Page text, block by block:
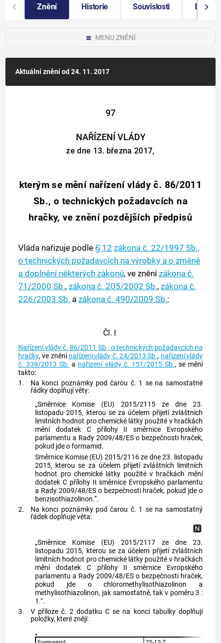
Znění Historie Souvislosti Další
MENU ZNĚNÍ
Aktuální zněníod 24. 11. 2017
97
NAŘÍZENÍ VLÁDY
ze dne 13. března 2017,
kterým se mění nařízení vlády č. 86/2011
Sb., o technických požadavcích na
hračky, ve znění pozdějších předpisů
Vláda nařizuje podle§ 12 zákona č. 22/1997 Sb.,
o technických požadavcích na výrobky a o změně
a doplnění některých zákonů, ve zněnízákona č.
71/2000 Sb.,zákona č. 205/2002 Sb.,zákona č.
226/2003 Sb. azákona č. 490/2009 Sb.:
Čl. I
Nařízení vlády č. 86/2011 Sb., o technických požadavcích na
hračky, ve zněnínařízení vlády č. 24/2013 Sb., nařízení vlády
č. 339/2013 Sb. a nařízení vlády č. 151/2015 Sb., se mění
takto:
1.
Na konci poznámky pod čarou č. 1 se na samostatné
řádky doplňují věty:
„Směrnice Komise (EU) 2015/2115 ze dne 23.
listopadu 2015, kterou se za účelem přijetí zvláštních
limitních hodnot pro chemické látky použité v hračkách
mění dodatek C přílohy II směrnice Evropského
parlamentu a Rady 2009/48/ES o bezpečnosti hraček,
pokud jde o formamid.
Směrnice Komise (EU) 2015/2116 ze dne 23. listopadu
2015, kterou se za účelem přijetí zvláštních limitních
hodnot pro chemické látky použité v hračkách mění
dodatek C přílohy II směrnice Evropského parlamentu
a Rady 2009/48/ES o bezpečnosti hraček, pokud jde o
benzisothiazolinon.“.
2.
Na konci poznámky pod čarou č. 1 se na samostatný
řádek doplňuje věta:
„Směrnice Komise (EU) 2015/2117 ze dne 23.
listopadu 2015, kterou se za účelem přijetí zvláštních
limitních hodnot pro chemické látky použité v hračkách
mění dodatek C přílohy II směrnice Evropského
parlamentu a Rady 2009/48/ES o bezpečnosti hraček,
pokud jde o chloromethylisothiazolinon a
methylisothiazolinon, jak samostatně, tak v poměru 3 :
1.“.
3.
V příloze č. 2 dodatku C se na konci tabulky doplňují
položky, které znějí:
„